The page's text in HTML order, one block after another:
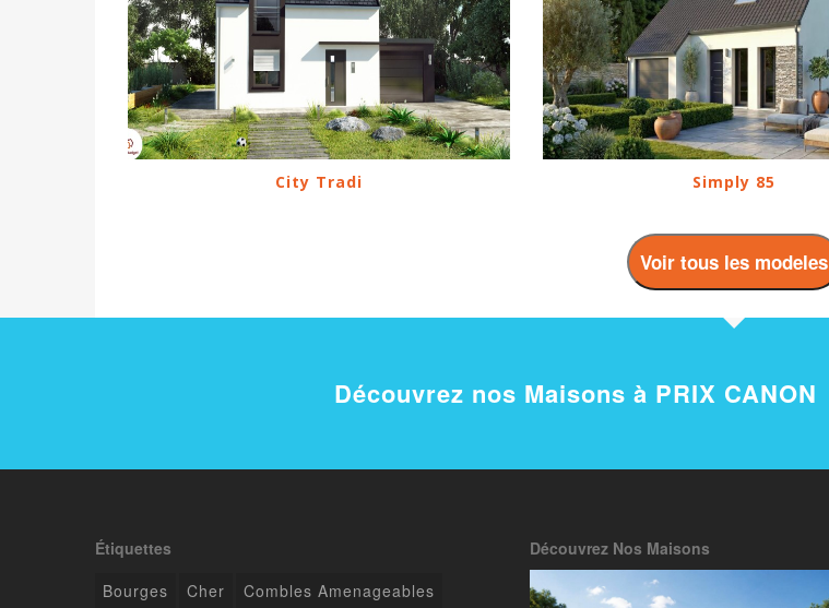
City Tradi Simply 85
Voir tous les modeles
Découvrez nos Maisons à PRIX CANON
Étiquettes
Bourges
Cher
Combles Amenageables
Découvrez Nos Maisons